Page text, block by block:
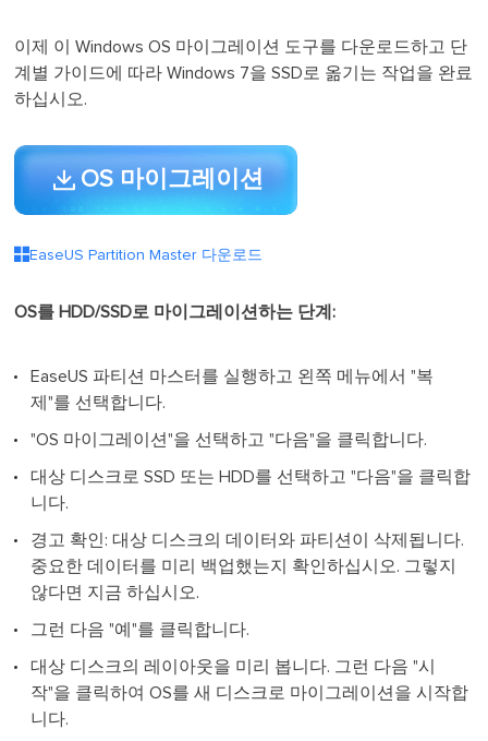
이제 이 Windows OS 마이그레이션 도구를 다운로드하고 단
계별 가이드에 따라 Windows 7을 SSD로 옮기는 작업을 완료
하십시오.
OS 마이그레이션
EaseUS Partition Master 다운로드
OS를 HDD/SSD로 마이그레이션하는 단계:
EaseUS 파티션 마스터를 실행하고 왼쪽 메뉴에서 "복
제"를 선택합니다.
"OS 마이그레이션"을 선택하고 "다음"을 클릭합니다.
대상 디스크로 SSD 또는 HDD를 선택하고 "다음"을 클릭합
니다.
경고 확인: 대상 디스크의 데이터와 파티션이 삭제됩니다.
중요한 데이터를 미리 백업했는지 확인하십시오. 그렇지
않다면 지금 하십시오.
그런 다음 "예"를 클릭합니다.
대상 디스크의 레이아웃을 미리 봅니다. 그런 다음 "시
작"을 클릭하여 OS를 새 디스크로 마이그레이션을 시작합
니다.